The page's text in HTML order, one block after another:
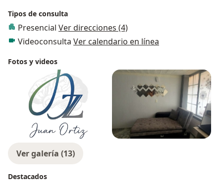
Tipos de consulta
Presencial Ver direcciones (4)
Videoconsulta Ver calendario en línea
Fotos y videos
Ver galería (13)
Destacados